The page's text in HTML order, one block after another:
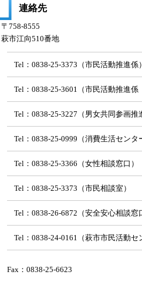
連絡先
〒758-8555
萩市江向510番地
Tel：0838-25-3373（市民活動推進係）
Tel：0838-25-3601（市民活動推進係
Tel：0838-25-3227（男女共同参画推
Tel：0838-25-0999（消費生活センタ
Tel：0838-25-3366（女性相談窓口）
Tel：0838-25-3373（市民相談室）
Tel：0838-26-6872（安全安心相談窓
Tel：0838-24-0161（萩市市民活動セ
Fax：0838-25-6623